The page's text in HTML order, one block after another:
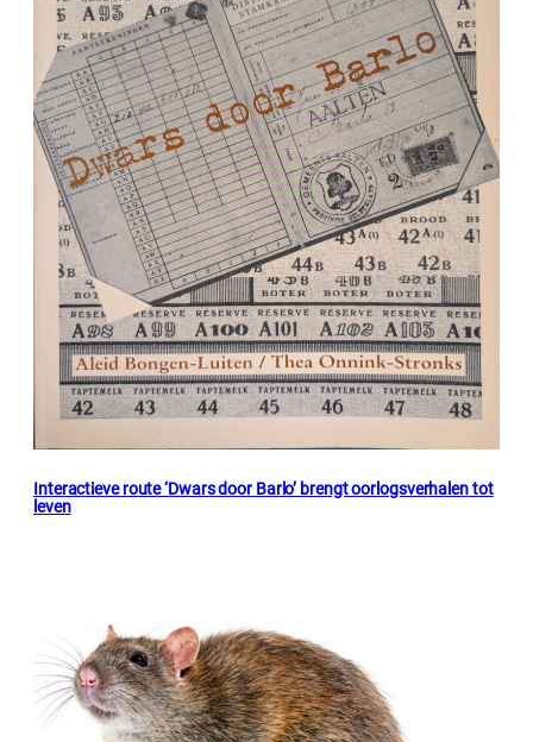
Interactieve route ‘Dwars door Barlo’ brengt oorlogsverhalen tot
leven